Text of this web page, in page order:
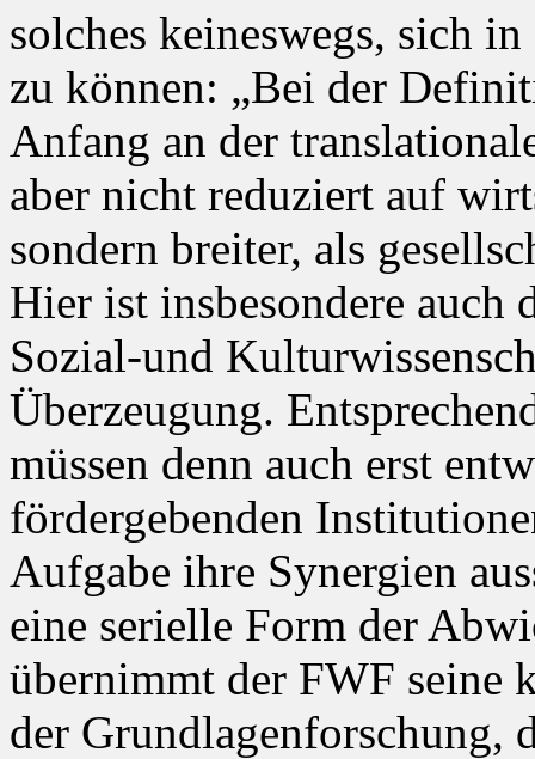
solches keineswegs, sich
zu können: „Bei der
Anfang an der
aber nicht reduziert auf
sondern breiter, als
Hier ist insbesondere auch
Sozial-und
Überzeugung.
müssen denn auch erst
fördergebenden
Aufgabe ihre Synergien
eine serielle Form der
übernimmt der FWF seine
der Grundlagenforschung,